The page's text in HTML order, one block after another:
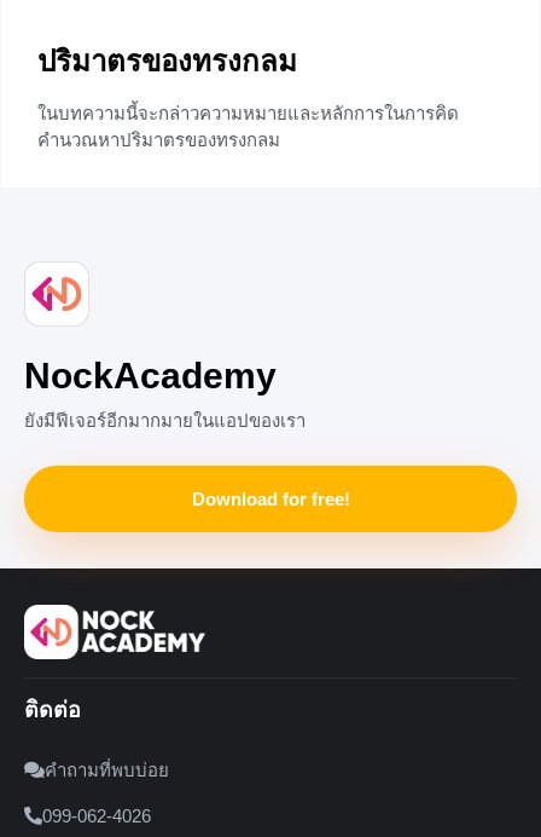
ปริมาตรของทรงกลม
ในบทความนี้จะกล่าวความหมายและหลักการในการคิด
คำนวณหาปริมาตรของทรงกลม
NockAcademy
ยังมีฟีเจอร์อีกมากมายในแอปของเรา
Download for free!
ติดต่อ
คำถามที่พบบ่อย
099-062-4026